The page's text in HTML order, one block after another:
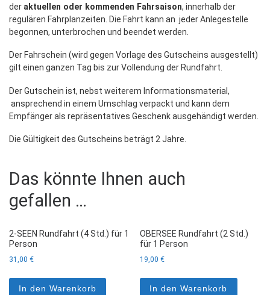
der aktuellen oder kommenden Fahrsaison, innerhalb der
regulären Fahrplanzeiten. Die Fahrt kann an jeder Anlegestelle
begonnen, unterbrochen und beendet werden.
Der Fahrschein (wird gegen Vorlage des Gutscheins ausgestellt)
gilt einen ganzen Tag bis zur Vollendung der Rundfahrt.
Der Gutschein ist, nebst weiterem Informationsmaterial,
ansprechend in einem Umschlag verpackt und kann dem
Empfänger als repräsentatives Geschenk ausgehändigt werden.
Die Gültigkeit des Gutscheins beträgt 2 Jahre.
Das könnte Ihnen auch
gefallen …
2-SEEN Rundfahrt (4 Std.) für 1
Person
31,00 €
In den Warenkorb
OBERSEE Rundfahrt (2 Std.)
für 1 Person
19,00€
In den Warenkorb